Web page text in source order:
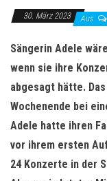
30. März 2023 Aus
Sängerin Adele
wenn sie ihre
abgesagt hätte.
Wochenende bei
Adele hatte ihren
vor ihrem ersten
24 Konzerte in der